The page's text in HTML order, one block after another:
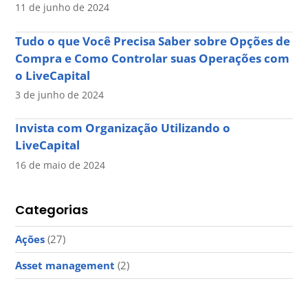
11 de junho de 2024
Tudo o que Você Precisa Saber sobre Opções de
Compra e Como Controlar suas Operações com
o LiveCapital
3 de junho de 2024
Invista com Organização Utilizando o
LiveCapital
16 de maio de 2024
Categorias
Ações (27)
Asset management (2)